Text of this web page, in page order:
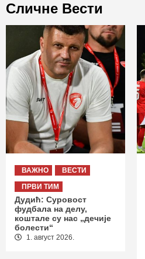
Сличне Вести
ВАЖНО
ВЕСТИ
ПРВИ ТИМ
Дудић: Суровост
фудбала на делу,
коштале су нас „дечије
болести“
1. август 2026.